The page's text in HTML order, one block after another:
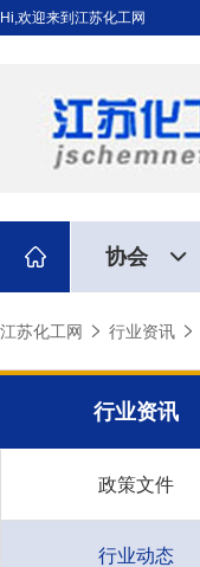
Hi,欢迎来到江苏化工网
协会
江苏化工网 行业资讯
行业资讯
政策文件
行业动态